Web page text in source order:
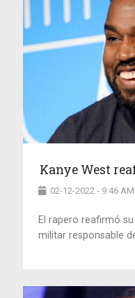
Kanye West
02-12-2022 - 9:46 AM
El rapero reafirmó
militar responsable